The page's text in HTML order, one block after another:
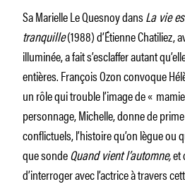
Sa Marielle Le Quesnoy dansLa vie
tranquille(1988) d’Étienne Chatiliez,
illuminée, a fait s’esclaffer autant
entières. François Ozon convoque
un rôle qui trouble l’image de «
personnage, Michelle, donne de
conflictuels, l’histoire qu’on lègue ou
que sondeQuand vient l’automne,et
d’interroger avec l’actrice à travers